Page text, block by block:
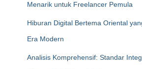
Menarik untuk Freelancer Pemula
Hiburan Digital Bertema Oriental
Era Modern
Analisis Komprehensif: Standar